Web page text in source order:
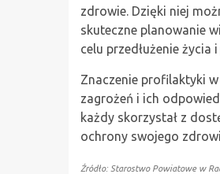
zdrowie. Dzięki niej
skuteczne planowanie
celu przedłużenie życia
Znaczenie profilaktyki
zagrożeń i ich
każdy skorzystał z
ochrony swojego
Źródło: Starostwo Powiatowe w